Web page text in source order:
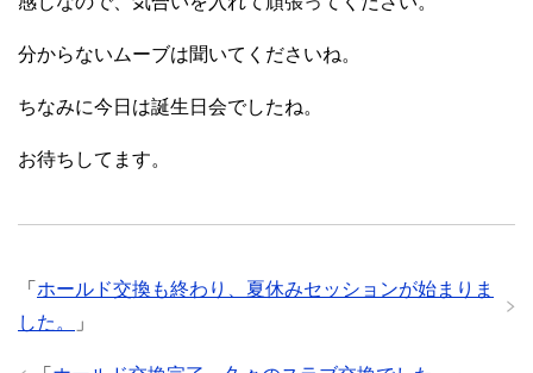
分からないムーブは聞いてくださいね。
ちなみに今日は誕生日会でしたね。
お待ちしてます。
「 ホールド交換も終わり、夏休みセッションが始まりま
した。
」